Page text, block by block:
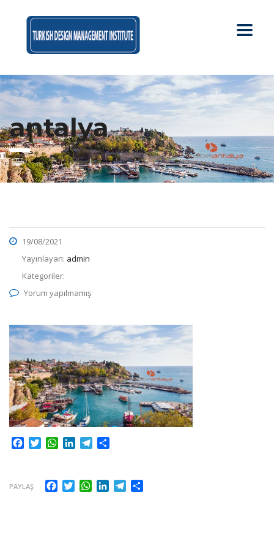
antalya
19/08/2021
Yayınlayan: admin
Kategoriler:
Yorum yapılmamış
Facebook
TwitterWhatsApp
LinkedInTelegram
PAYLAŞ Facebook
TwitterWhatsApp
LinkedInTelegram